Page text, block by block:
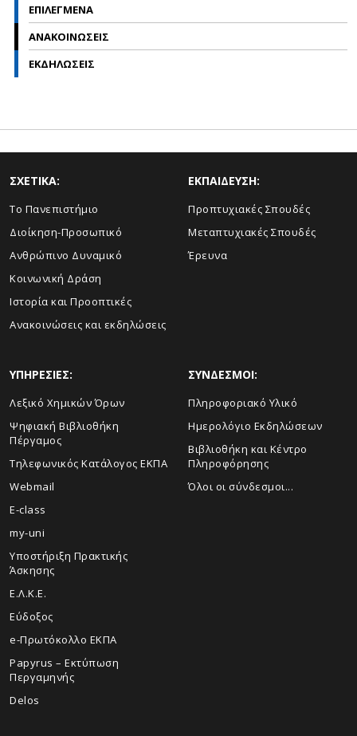
ΕΠΙΛΕΓΜΕΝΑ
ΑΝΑΚΟΙΝΩΣΕΙΣ
ΕΚΔΗΛΩΣΕΙΣ
ΣΧΕΤΙΚΑ:
Το Πανεπιστήμιο
Διοίκηση-Προσωπικό
Ανθρώπινο Δυναμικό
Κοινωνική Δράση
Ιστορία και Προοπτικές
Ανακοινώσεις και εκδηλώσεις
ΕΚΠΑΙΔΕΥΣΗ:
Προπτυχιακές Σπουδές
Μεταπτυχιακές Σπουδές
Έρευνα
ΥΠΗΡΕΣΙΕΣ:
Λεξικό Χημικών Όρων
Ψηφιακή Βιβλιοθήκη
Πέργαμος
Τηλεφωνικός Κατάλογος ΕΚΠΑ
Webmail
E-class
my-uni
Υποστήριξη Πρακτικής
Άσκησης
Ε.Λ.Κ.Ε.
Εύδοξος
e-Πρωτόκολλο ΕΚΠΑ
Papyrus – Εκτύπωση
Περγαμηνής
Delos
ΣΥΝΔΕΣΜΟΙ:
Πληροφοριακό Υλικό
Ημερολόγιο Εκδηλώσεων
Βιβλιοθήκη και Κέντρο
Πληροφόρησης
Όλοι οι σύνδεσμοι...